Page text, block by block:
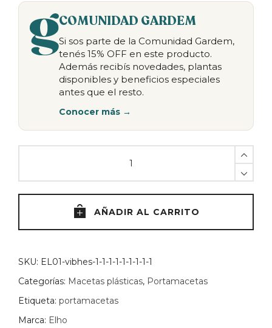
COMUNIDAD GARDEM
Si sos parte de la Comunidad Gardem,
tenés 15% OFF en este producto.
Además recibís novedades, plantas
disponibles y beneficios especiales
antes que el resto.
Conocer más →
14cm
Elho
AÑADIR AL CARRITO
SKU: EL01-vibhes-1-1-1-1-1-1-1-1-1
Categorías: Macetas plásticas, Portamacetas
Etiqueta: portamacetas
Marca: Elho